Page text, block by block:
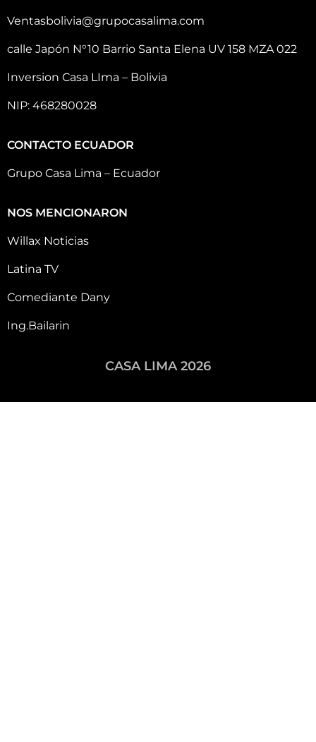
Ventasbolivia@grupocasalima.com
calle Japón N°10 Barrio Santa Elena UV 158 MZA 022
Inversion Casa LIma – Bolivia
NIP: 468280028
CONTACTO ECUADOR
Grupo Casa Lima – Ecuador
NOS MENCIONARON
Willax Noticias
Latina TV
Comediante Dany
Ing.Bailarin
CASA LIMA 2026